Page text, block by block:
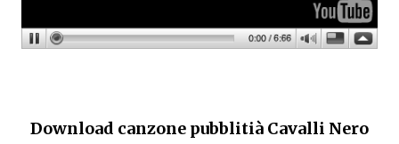
Download canzone pubblitià Cavalli Nero